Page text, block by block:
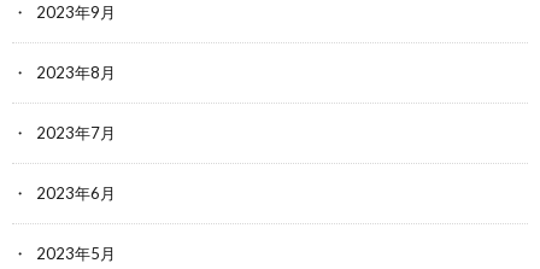
2023年9月
2023年8月
2023年7月
2023年6月
2023年5月